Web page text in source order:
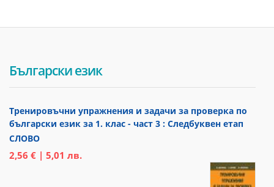
Български език
Тренировъчни упражнения и задачи за проверка по
български език за 1. клас - част 3 : Следбуквен етап
СЛОВО
2,56 € | 5,01 лв.